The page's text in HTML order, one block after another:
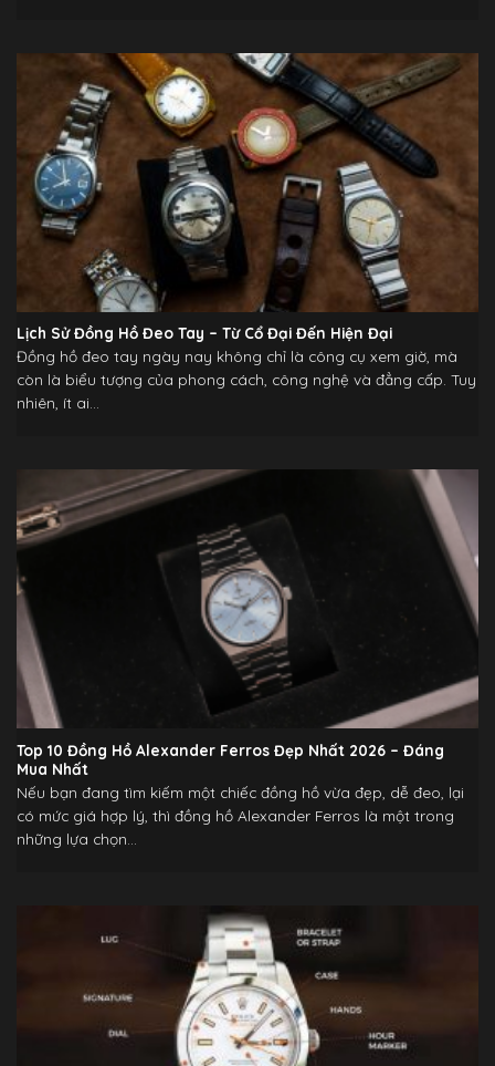
Lịch Sử Đồng Hồ Đeo Tay – Từ Cổ Đại Đến Hiện Đại
Đồng hồ đeo tay ngày nay không chỉ là công cụ xem giờ, mà
còn là biểu tượng của phong cách, công nghệ và đẳng cấp. Tuy
nhiên, ít ai...
Top 10 Đồng Hồ Alexander Ferros Đẹp Nhất 2026 – Đáng
Mua Nhất
Nếu bạn đang tìm kiếm một chiếc đồng hồ vừa đẹp, dễ đeo, lại
có mức giá hợp lý, thì đồng hồ Alexander Ferros là một trong
những lựa chọn...